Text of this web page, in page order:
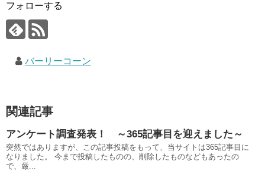
フォローする
バーリーコーン
関連記事
アンケート調査発表！ ～365記事目を迎えました～
突然ではありますが、この記事投稿をもって、当サイトは365記事目に
なりました。 今まで投稿したものの、削除したものなどもあったの
で、厳...